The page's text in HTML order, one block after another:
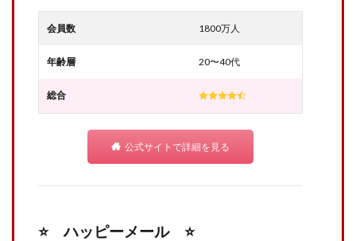
会員数 1800万人
年齢層 20〜40代
総合
公式サイトで詳細を見る
⭐️ ハッピーメール ⭐️